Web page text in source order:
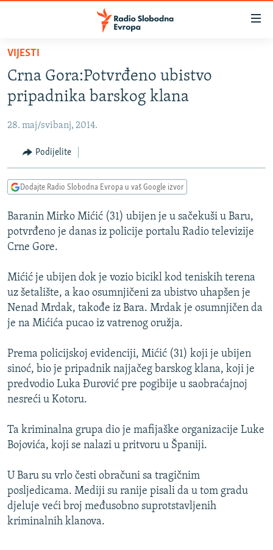
Pređite
glavni
sadržaj
Pređite
na
navigaciju
Pređite
na
BOSNA I HERCEGOVINA
SRBIJA
KOSOVO
CRNA GORA
VIDEO
FOTOGALERIJE
INFOGRAFIKE
PODCASTI
RAT U UKRAJINI
KINA NA BALKANU
ISPRIČAJ MI
DNEVNO@RSE
SPECIJALI RSE
VIŠE OD NASLOVA
GENOCID U SREBRENICI
POPLAVE I KLIZIŠTA U BIH 2024.
POST SCRIPTUM
SVE KARTE DEJTONA
NASTANAK I RASPAD JUGOSLAVIJE
PRATITE NAS
VIJESTI
Crna Gora:Potvrđeno ubistvo
pripadnika barskog klana
28. maj/svibanj, 2014.
Podijelite
Dodajte Radio Slobodna Evropa u vaš Google izvor
Baranin Mirko Mićić (31) ubijen je u sačekuši u Baru,
potvrđeno je danas iz policije portalu Radio televizije
Crne Gore.
Mićić je ubijen dok je vozio bicikl kod teniskih terena
uz šetalište, a kao osumnjičeni za ubistvo uhapšen je
Nenad Mrdak, takođe iz Bara. Mrdak je osumnjičen da
je na Mićića pucao iz vatrenog oružja.
Prema policijskoj evidenciji, Mićić (31) koji je ubijen
sinoć, bio je pripadnik najjačeg barskog klana, koji je
predvodio Luka Đurović pre pogibije u saobraćajnoj
nesreći u Kotoru.
Ta kriminalna grupa dio je mafijaške organizacije Luke
Bojovića, koji se nalazi u pritvoru u Španiji.
U Baru su vrlo česti obračuni sa tragičnim
posljedicama. Mediji su ranije pisali da u tom gradu
djeluje veći broj međusobno suprotstavljenih
kriminalnih klanova.